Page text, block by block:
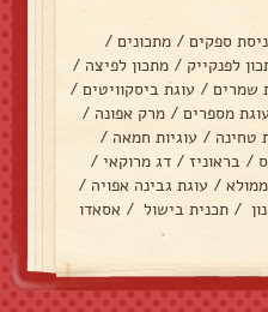
ספקים / מתכונים /
לפנקייק / מתכון לפיצה /
שמרים / עוגת ביסקוויטים /
מספרים / מרק אפונה /
טחינה / עוגיות חמאה /
/ בראוניז / דג מרוקאי /
/ עוגת גבינה אפויה /
/ תכנית בישול / אסאדו